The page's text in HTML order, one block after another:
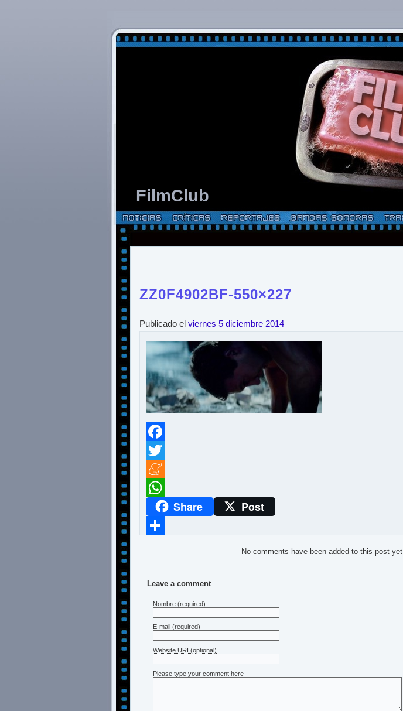
FilmClub
ZZ0F4902BF-550×227
Publicado el viernes 5 diciembre 2014
Facebook
Twitter
Meneame
WhatsAppShare Post
No comments have been added to this post yet.
Leave a comment
Nombre (required)
E-mail (required)
Website URI (optional)
Please type your comment here